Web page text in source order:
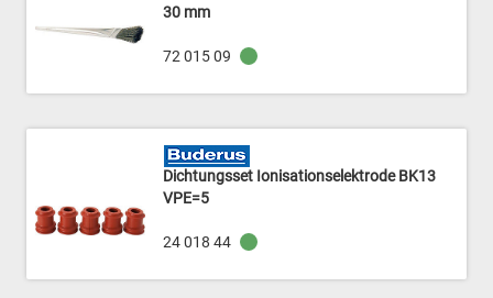
72 015 09
30 mm
24 018 44
Dichtungsset Ionisationselektrode BK13
VPE=5